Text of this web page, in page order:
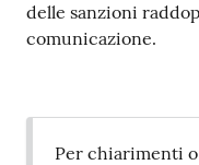
delle sanzioni
comunicazione.
Per chiarimenti